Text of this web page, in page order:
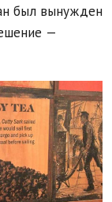
был вынужден
—